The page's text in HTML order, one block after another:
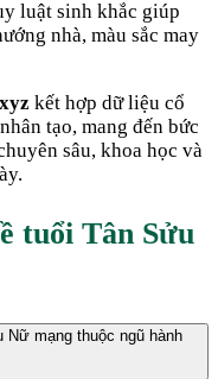
luật sinh khắc giúp
nhà, màu sắc may
kết hợp dữ liệu cổ
tạo, mang đến bức
sâu, khoa học và
tuổi Tân Sửu
Nữ mạng thuộc ngũ hành